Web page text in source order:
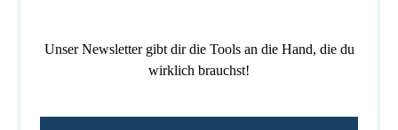
Unser Newsletter gibt dir die Tools an die Hand, die du
wirklich brauchst!